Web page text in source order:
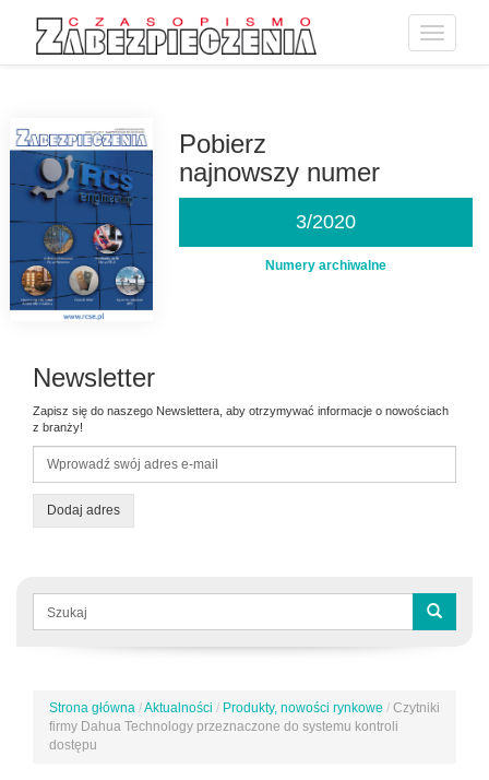
Toggle
Pobierz
najnowszy numer
3/2020
Numery archiwalne
Newsletter
Zapisz się do naszego Newslettera, aby otrzymywać informacje o nowościach
z branży!
Dodaj adres
Formularz
wyszukiwania
Jesteś
tutaj
Strona główna /Aktualności / Produkty, nowości rynkowe / Czytniki
firmy Dahua Technology przeznaczone do systemu kontroli
dostępu